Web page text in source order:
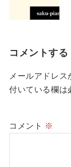
コメントする
メールアドレス
付いている欄は
コメント ※